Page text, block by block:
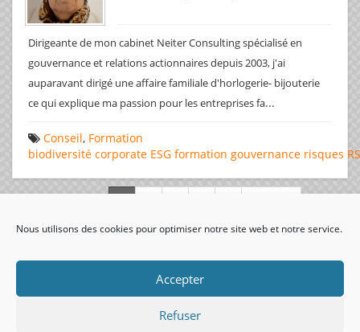
Nous utilisons des cookies pour optimiser notre site web et notre service.
Accepter
Refuser
Dirigeante de mon cabinet Neiter Consulting spécialisé en
gouvernance et relations actionnaires depuis 2003, j'ai
auparavant dirigé une affaire familiale d'horlogerie- bijouterie
ce qui explique ma passion pour les entreprises fa...
Conseil, Formation
biodiversité corporate ESG formation gouvernance risques
visiteurs uniques: